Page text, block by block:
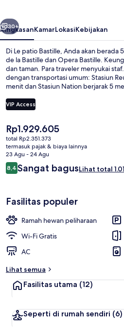
Berikutnya
30+
RingkasanKamarLokasiKebijakan
Di Le patio Bastille, Anda akan berada
de la Bastille dan Opera Bastille.
dan taman. Para traveler menyukai
dengan transportasi umum: Stasiun
menit dan Stasiun Nation berjarak 5
VIP Access
Harga
saat
ini
Rp1.929.605
Rp1.929.605
total Rp2.351.373
termasuk pajak & biaya lainnya
23 Agu - 24 Agu
Ulasan
8,48,4 dari 10
Sangat bagusLihat total
Fasilitas populer
Ramah hewan peliharaan
Wi-Fi Gratis
AC
Lihat semua
Fasilitas utama (12)
Seperti di rumah sendiri (6)